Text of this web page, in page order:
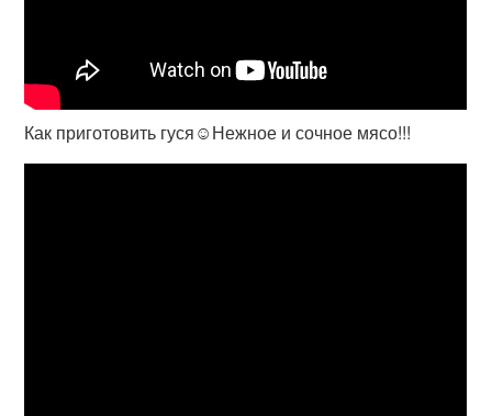
Как приготовить гуся☺️Нежное и сочное мясо!!!